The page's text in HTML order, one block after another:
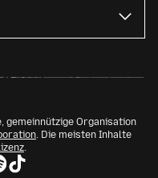
gemeinnützige Organisation
. Die meisten Inhalte
.